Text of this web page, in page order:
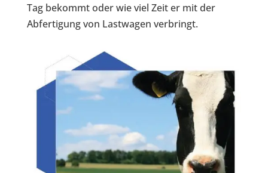
Tag bekommt oder wie viel Zeit er mit der
Abfertigung von Lastwagen verbringt.